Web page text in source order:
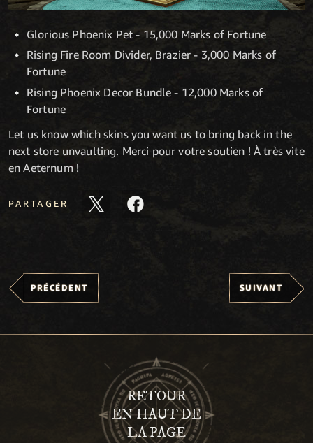
Glorious Phoenix Pet - 15,000 Marks of Fortune
Rising Fire Room Divider, Brazier - 3,000 Marks of
Fortune
Rising Phoenix Decor Bundle - 12,000 Marks of
Fortune
Let us know which skins you want us to bring back in the
next store unvaulting. Merci pour votre soutien ! À très vite
en Aeternum !
PARTAGER
PRÉCÉDENT SUIVANT
RETOUR
EN HAUT DE
LA PAGE